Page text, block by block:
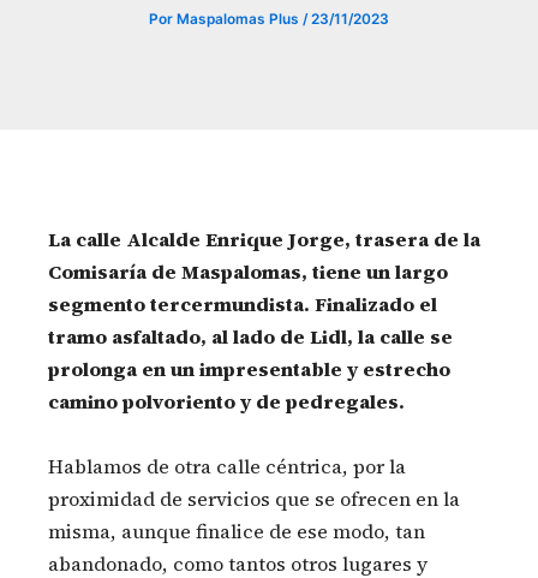
Por Maspalomas Plus /23/11/2023
La calle Alcalde Enrique Jorge, trasera de la
Comisaría de Maspalomas, tiene un largo
segmento tercermundista. Finalizado el
tramo asfaltado, al lado de Lidl, la calle se
prolonga en un impresentable y estrecho
camino polvoriento y de pedregales.
Hablamos de otra calle céntrica, por la
proximidad de servicios que se ofrecen en la
misma, aunque finalice de ese modo, tan
abandonado, como tantos otros lugares y